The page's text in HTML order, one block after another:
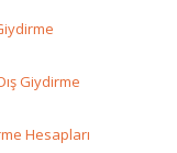
Giydirme
Hesapları